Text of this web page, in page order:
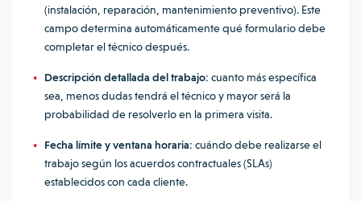
(instalación, reparación, mantenimiento preventivo). Este
campo determina automáticamente qué formulario debe
completar el técnico después.
Descripción detallada del trabajo: cuanto más específica
sea, menos dudas tendrá el técnico y mayor será la
probabilidad de resolverlo en la primera visita.
Fecha límite y ventana horaria: cuándo debe realizarse el
trabajo según los acuerdos contractuales (SLAs)
establecidos con cada cliente.